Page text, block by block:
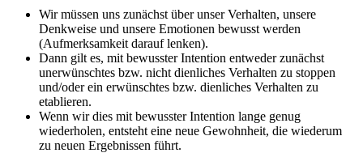
Wir müssen uns zunächst über unser Verhalten, unsere
Denkweise und unsere Emotionen bewusst werden
(Aufmerksamkeit darauf lenken).
Dann gilt es, mit bewusster Intention entweder zunächst
unerwünschtes bzw. nicht dienliches Verhalten zu stoppen
und/oder ein erwünschtes bzw. dienliches Verhalten zu
etablieren.
Wenn wir dies mit bewusster Intention lange genug
wiederholen, entsteht eine neue Gewohnheit, die wiederum
zu neuen Ergebnissen führt.